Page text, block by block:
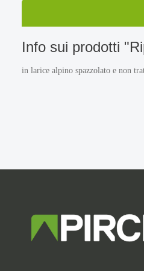
Info sui prodotti
in larice alpino spazzolato e non